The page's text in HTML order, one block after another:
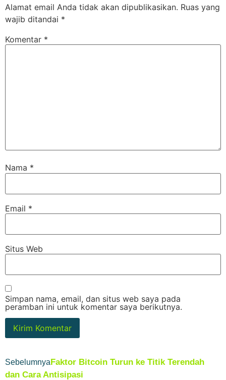
Alamat email Anda tidak akan dipublikasikan. Ruas yang
wajib ditandai *
Komentar *
Nama *
Email *
Situs Web
Simpan nama, email, dan situs web saya pada
peramban ini untuk komentar saya berikutnya.
SebelumnyaFaktor Bitcoin Turun ke Titik Terendah
dan Cara Antisipasi